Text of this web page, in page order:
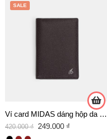
SALE
Ví card MIDAS dáng hộp da Calfskin nhập khẩu
420.000₫ 249.000 ₫